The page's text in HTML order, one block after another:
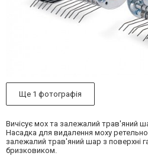
Ще 1 фотографія
Вичісує мох та залежалий трав'яний
Насадка для видалення моху
залежалий трав'яний шар з поверхні
бризковиком.